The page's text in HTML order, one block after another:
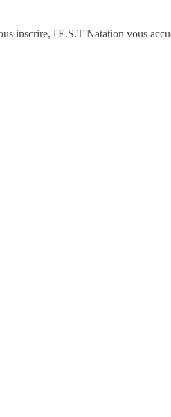
inscrire, l'E.S.T Natation vous